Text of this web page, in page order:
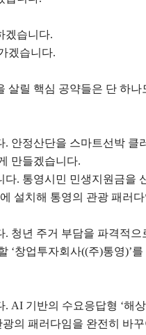
겠습니다.
겠습니다.
살릴 핵심 공약들은 단 하나
. 안정산단을 스마트선박 클
만들겠습니다.
다. 통영시민 민생지원금을
설치해 통영의 관광 패러
. 청년 주거 부담을 파격적으
‘창업투자회사((주)통영)’를
. AI 기반의 수요응답형 ‘해
광의 패러다임을 완전히 바